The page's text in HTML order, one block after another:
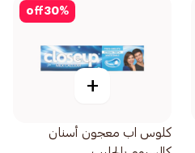
30%
off
+
كلوس اب معجون أسنان